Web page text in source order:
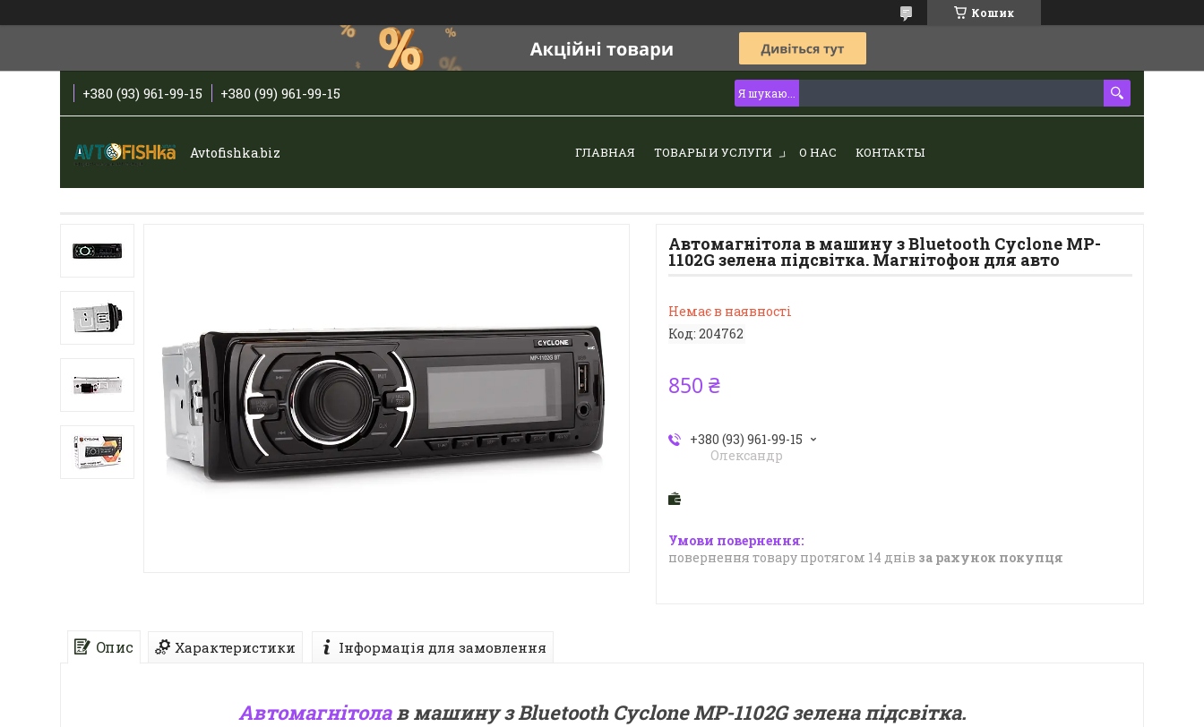
Кошик
+380 (93) 961-99-15 +380 (99) 961-99-15
Avtofishka.biz ГЛАВНАЯ ТОВАРЫ И УСЛУГИ О НАС КОНТАКТЫ
Автомагнітола в машину з Bluetooth Cyclone MP-
1102G зелена підсвітка. Магнітофон для авто
Немає в наявності
Код: 204762
850 ₴
+380 (93) 961-99-15
Олександр
повернення товару протягом 14 днів за рахунок покупця
Опис Характеристики Інформація для замовлення
Автомагнітолав машину з Bluetooth Cyclone MP-1102G зелена підсвітка.